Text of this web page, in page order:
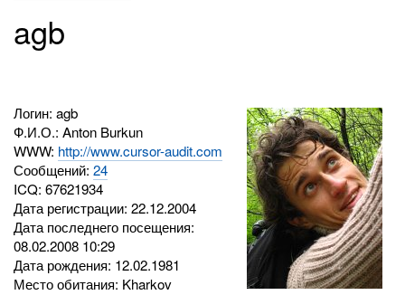
agb
Логин: agb
Ф.И.О.: Anton Burkun
WWW: http://www.cursor-audit.com
Сообщений:24
ICQ:67621934
Дата регистрации: 22.12.2004
Дата последнего посещения:
08.02.2008 10:29
Дата рождения: 12.02.1981
Место обитания: Kharkov